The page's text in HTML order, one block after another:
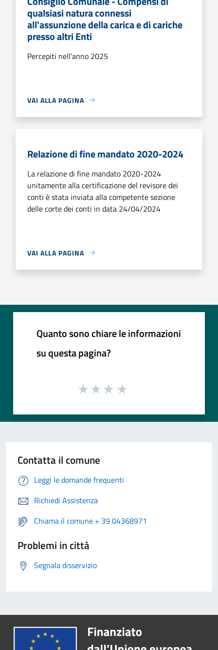
qualsiasi natura connessi
all'assunzione della carica e di cariche
presso altri Enti
Percepiti nell'anno 2025
VAI ALLA PAGINA
Relazione di fine mandato 2020-2024
La relazione di fine mandato 2020-2024
unitamente alla certificazione del revisore dei
conti è stata inviata alla competente sezione
delle corte dei conti in data 24/04/2024
VAI ALLA PAGINA
Quanto sono chiare le informazioni
su questa pagina?
Contatta il comune
Leggi le domande frequenti
Richiedi Assistenza
Chiama il comune + 39 04368971
Problemi in città
Segnala disservizio